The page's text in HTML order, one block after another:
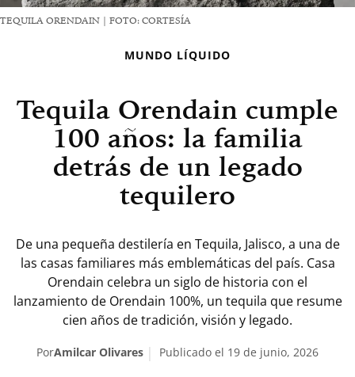
TEQUILA ORENDAIN | FOTO: CORTESÍA
MUNDO LÍQUIDO
Tequila Orendain cumple
100 años: la familia
detrás de un legado
tequilero
De una pequeña destilería en Tequila, Jalisco, a una de
las casas familiares más emblemáticas del país. Casa
Orendain celebra un siglo de historia con el
lanzamiento de Orendain 100%, un tequila que resume
cien años de tradición, visión y legado.
PorAmilcar Olivares Publicado el 19 de junio, 2026